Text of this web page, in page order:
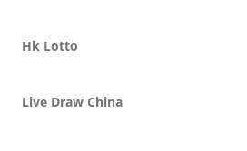
Hk Lotto
Live Draw China